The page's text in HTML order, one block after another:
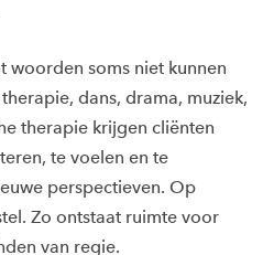
woorden soms niet kunnen
dans, drama, muziek,
therapie krijgen cliënten
te voelen en te
perspectieven. Op
Zo ontstaat ruimte voor
van regie.